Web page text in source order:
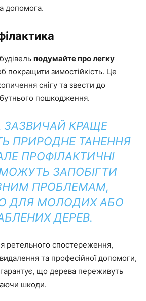
допомога.
подумайте про легку
покращити зимостійкість. Це
снігу та звести до
пошкодження.
ЗАЗВИЧАЙ КРАЩЕ
ПРИРОДНЕ ТАНЕННЯ
ПРОФІЛАКТИЧНІ
ЗАПОБІГТИ
ПРОБЛЕМАМ,
ДЛЯ МОЛОДИХ АБО
ДЕРЕВ.
ретельного спостереження,
та професійної допомоги,
що дерева переживуть
шкоди.